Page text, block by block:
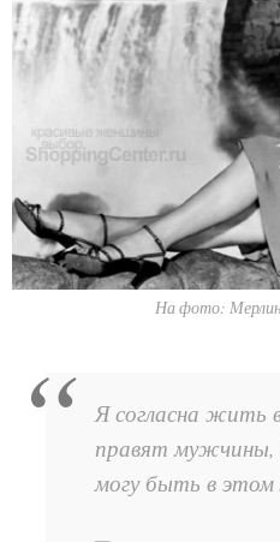
На фото:
Я согласна жить
правят мужчины,
могу быть в